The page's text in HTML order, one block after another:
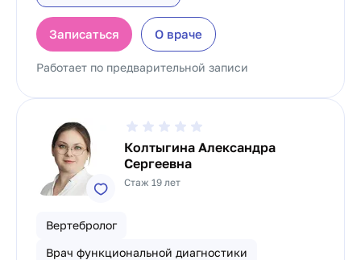
Записаться О враче
Работает по предварительной записи
Колтыгина Александра
Сергеевна
Стаж 19 лет
Вертебролог
Врач функциональной диагностики